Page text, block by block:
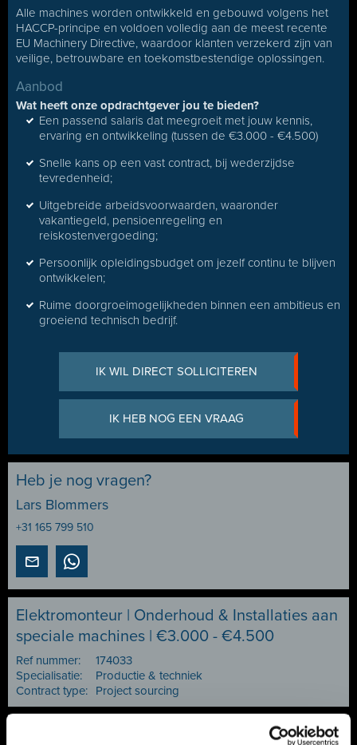
Alle machines worden ontwikkeld en gebouwd volgens het
HACCP-principe en voldoen volledig aan de meest recente
EU Machinery Directive, waardoor klanten verzekerd zijn van
veilige, betrouwbare en toekomstbestendige oplossingen.
Aanbod
Wat heeft onze opdrachtgever jou te bieden?
Een passend salaris dat meegroeit met jouw kennis,
ervaring en ontwikkeling (tussen de €3.000 - €4.500)
Snelle kans op een vast contract, bij wederzijdse
tevredenheid;
Uitgebreide arbeidsvoorwaarden, waaronder
vakantiegeld, pensioenregeling en
reiskostenvergoeding;
Persoonlijk opleidingsbudget om jezelf continu te blijven
ontwikkelen;
Ruime doorgroeimogelijkheden binnen een ambitieus en
groeiend technisch bedrijf.
IK WIL DIRECT SOLLICITEREN
IK HEB NOG EEN VRAAG
Heb je nog vragen?
Lars Blommers
+31 165 799 510
Elektromonteur | Onderhoud & Installaties aan
speciale machines | €3.000 - €4.500
Ref nummer:
174033
Specialisatie:
Productie & techniek
Contract type:
Project sourcing